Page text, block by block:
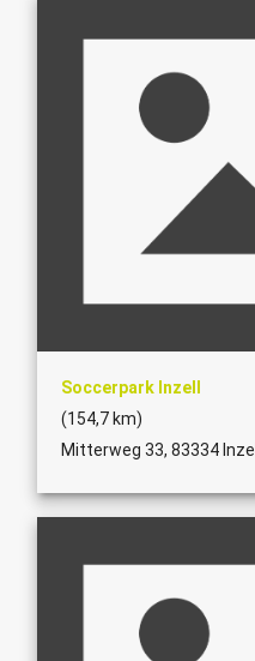
Soccerpark Inzell
(154,7 km)
Mitterweg 33, 83334 Inzell